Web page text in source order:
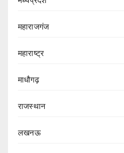
महाराजगंज
महाराष्ट्र
माधौगढ़
राजस्थान
लखनऊ